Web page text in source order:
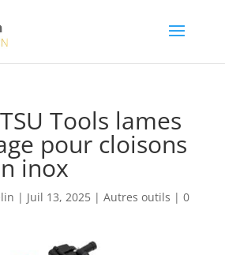
Tools lames
pour cloisons
inox
| Juil 13, 2025| Autres outils | 0